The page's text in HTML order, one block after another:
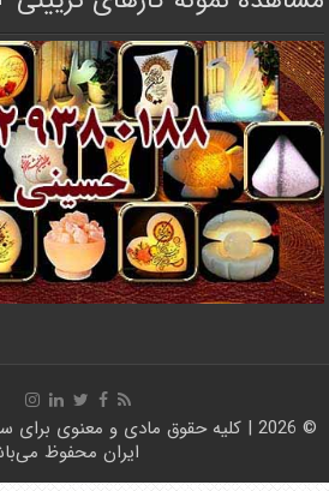
© 2026 | کلیه حقوق مادی و معنوی برای سایت
ایرانمحفوظ